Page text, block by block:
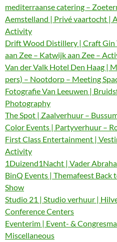
mediterraanse catering –
Aemstelland | Privé vaartocht |
Activity
Drift Wood Distillery | Craft Gin
aan Zee – Katwijk aan Zee –
Van der Valk Hotel Den Haag |
pers) – Nootdorp – Meeting
Fotografie Van Leeuwen |
Photography
The Spot | Zaalverhuur –
Color Events | Partyverhuur –
First Class Entertainment |
Activity
1Duizend1Nacht | Vader
BinQ Events | Themafeest Back
Show
Studio 21 | Studio verhuur |
Conference Centers
Eventerim | Event- &
Miscellaneous